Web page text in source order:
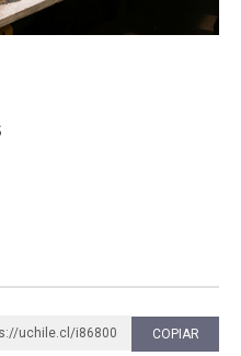
uchile.cl/i86800 COPIAR